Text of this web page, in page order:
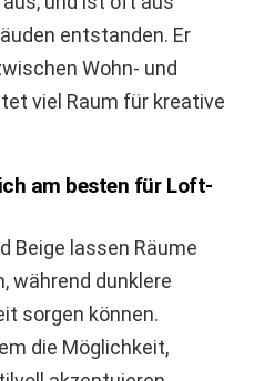
entstanden. Er
Wohn- und
viel Raum für kreative
am besten für Loft-
Beige lassen Räume
während dunklere
sorgen können.
die Möglichkeit,